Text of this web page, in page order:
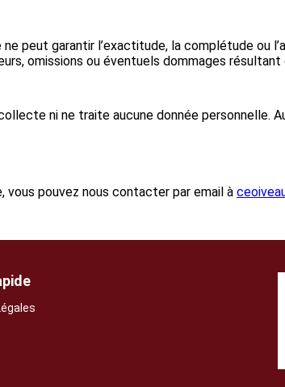
peut garantir l’exactitude, la complétude ou
omissions ou éventuels dommages résultant
ni ne traite aucune donnée personnelle.
pouvez nous contacter par email à